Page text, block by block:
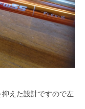
えた設計ですので左